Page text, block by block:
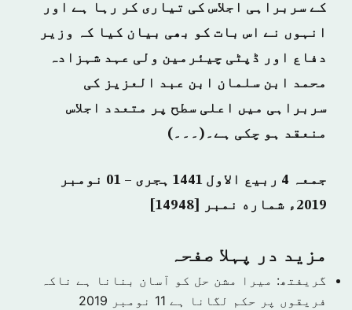
کے سربراہی اجلاس کی تیاری کر رہا ہے اور
انہوں نے اس بات کو بھی بیان کیا کہ وزیر
دفاع اور ڈپٹی چیئرمین ولی عہد شہزادہ
محمد ابن سلمان ابن عبد العزیز کی
سربراہی میں اعلی سطح پر متعدد اجلاس
منعقد ہو چکی ہے۔(۔۔۔)
جمعہ 4 ربیع الاول 1441 ہجرى – 01 نومبر
2019ء شماره نمبر [14948]
مزید در پہلا صفحہ
گریفتھ: میرا مشن حل کو آسان بنانا ہے ناکہ
فریقوں پر حکم لگانا ہے 11 نومبر 2019